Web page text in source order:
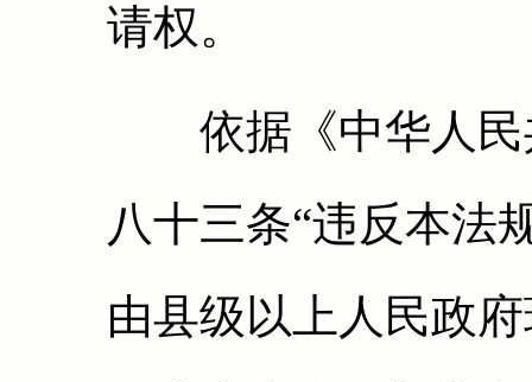
请权。
依据《中华人民
八十三条“违反本法
由县级以上人民政